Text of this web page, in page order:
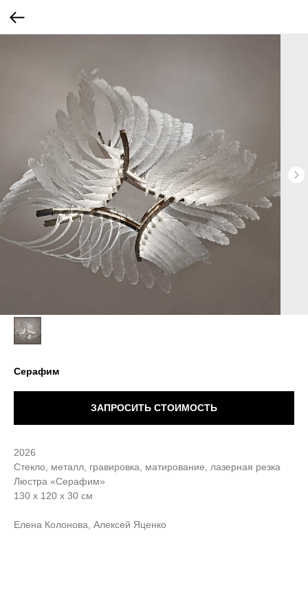
Серафим
ЗАПРОСИТЬ СТОИМОСТЬ
2026
Стекло, металл, гравировка, матирование, лазерная резка
Люстра «Серафим»
130 х 120 х 30 см
Елена Колонова, Алексей Яценко